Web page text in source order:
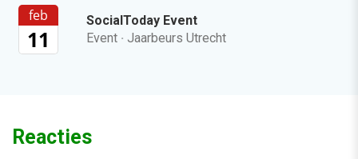
feb
11
SocialToday Event
Event · Jaarbeurs Utrecht
Reacties